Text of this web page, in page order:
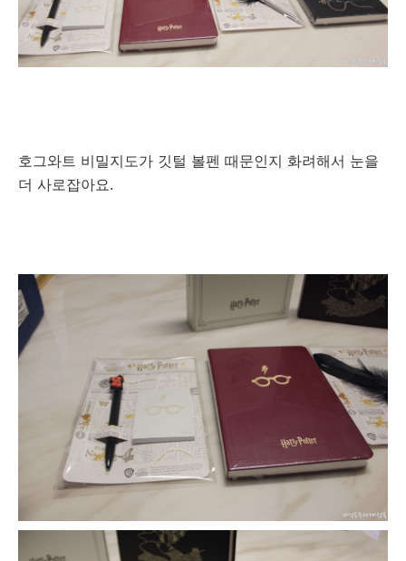
호그와트 비밀지도가 깃털 볼펜 때문인지 화려해서 눈을
더 사로잡아요.